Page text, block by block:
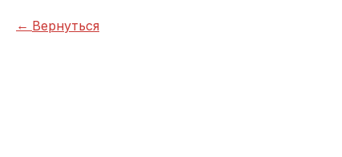
Вернуться